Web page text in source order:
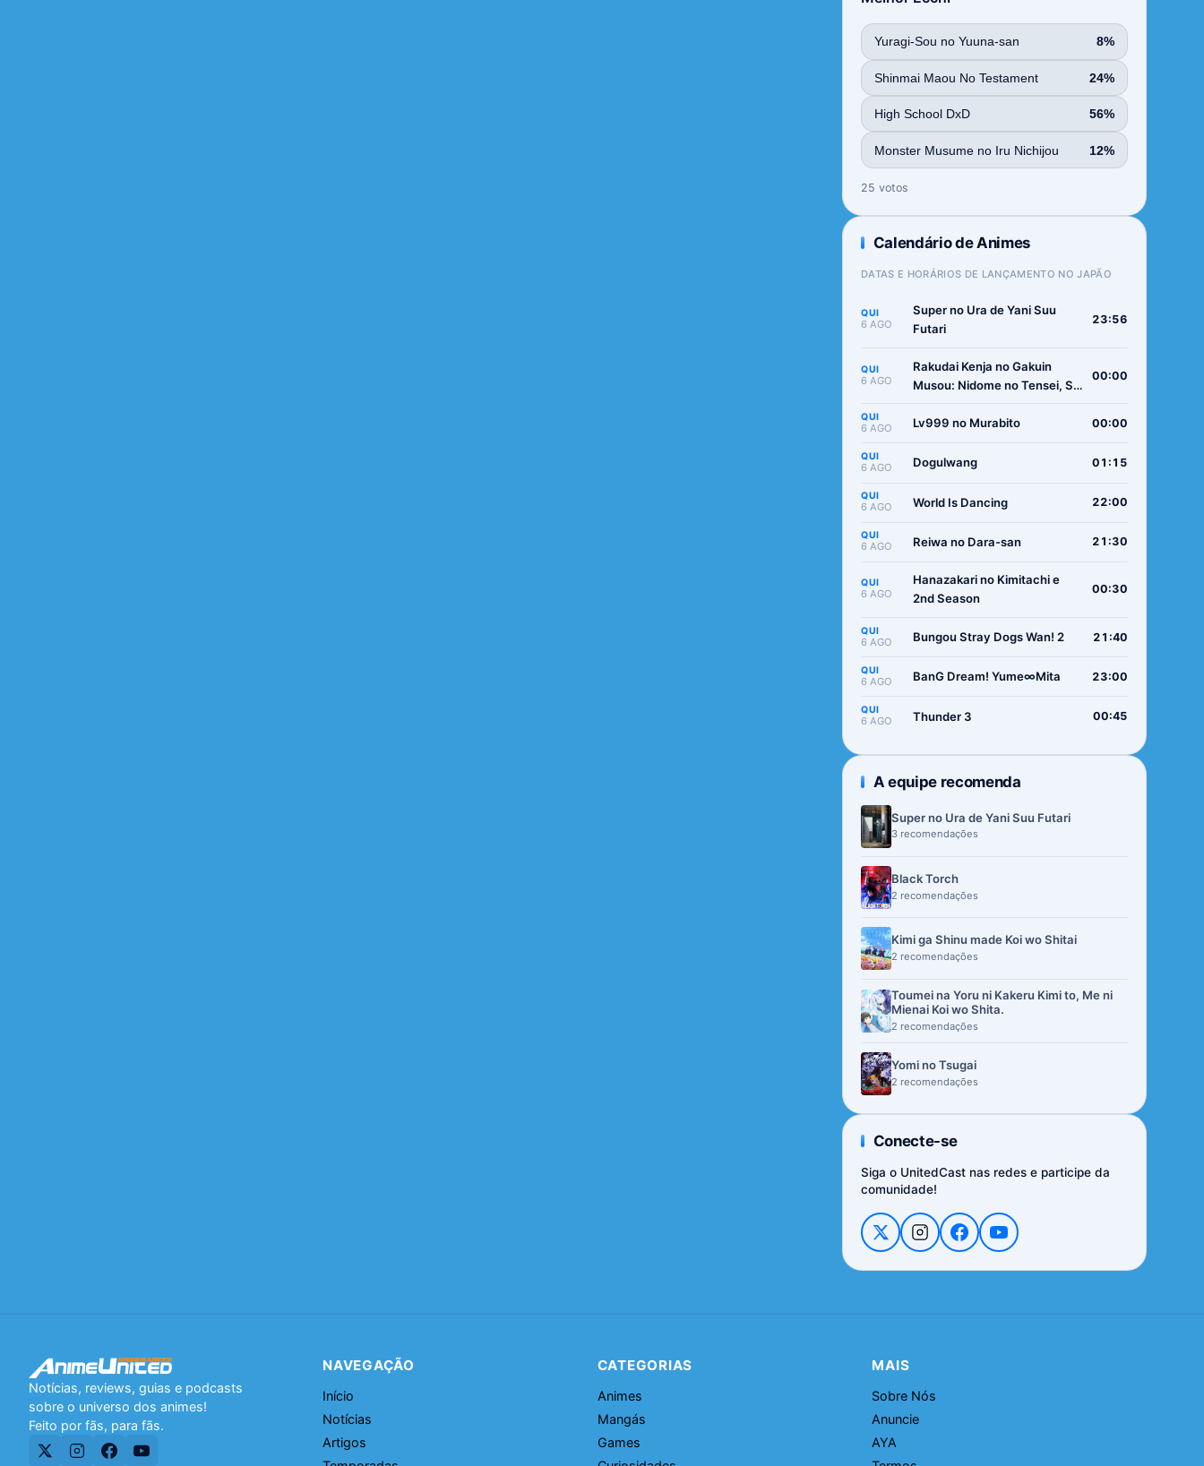
Yuragi-Sou no Yuuna-san 8%
Shinmai Maou No Testament 24%
High School DxD 56%
Monster Musume no Iru Nichijou 12%
25 votos
Calendário de Animes
DATAS E HORÁRIOS DE LANÇAMENTO NO JAPÃO
QUI
6 AGO
Super no Ura de Yani Suu
Futari
23:56
QUI
6 AGO
Rakudai Kenja no Gakuin
Musou: Nidome no Tensei, S-
Boukenroku
00:00
QUI
6 AGO Lv999 no Murabito 00:00
QUI
6 AGO Dogulwang 01:15
QUI
6 AGO World Is Dancing 22:00
QUI
6 AGO Reiwa no Dara-san 21:30
QUI
6 AGO
Hanazakari no Kimitachi e
2nd Season
00:30
QUI
6 AGO Bungou Stray Dogs Wan! 2 21:40
QUI
6 AGO BanG Dream! Yume∞Mita 23:00
QUI
6 AGO Thunder 3 00:45
A equipe recomenda
Super no Ura de Yani Suu Futari
3 recomendações
Black Torch
2 recomendações
Kimi ga Shinu made Koi wo Shitai
2 recomendações
Toumei na Yoru ni Kakeru Kimi to, Me ni
Mienai Koi wo Shita.
2 recomendações
Yomi no Tsugai
2 recomendações
Conecte-se
Siga o UnitedCast nas redes e participe da
comunidade!
Notícias, reviews, guias e podcasts
sobre o universo dos animes!
Feito por fãs, para fãs.
NAVEGAÇÃO
Início
Notícias
Artigos
CATEGORIAS
Animes
Mangás
Games
MAIS
Sobre Nós
Anuncie
AYA